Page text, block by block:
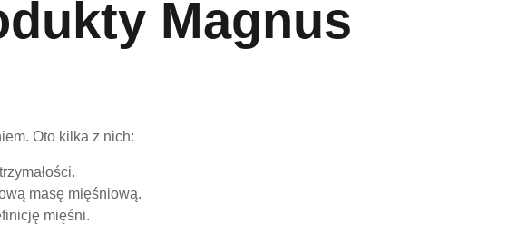
Magnus
Oto kilka z nich:
masę mięśniową.
mięśni.